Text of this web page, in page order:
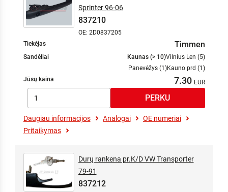
Sprinter 96-06
837210
OE: 2D0837205
Tiekėjas
Timmen
Sandėliai Kaunas (> 10)Vilnius Len (5)
Panevėžys (1)Kauno prd (1)
Jūsų kaina
7.30
Daugiau informacijos Analogai
OE numeriai
Pritaikymas
Durų rankena pr.K/D VW Transporter
79-91
837212